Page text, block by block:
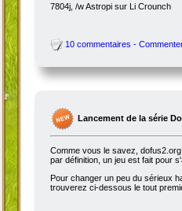
7804j, /w Astropi sur Li Crounch
10 commentaires -
Lancement de la série
Comme vous le savez,
par définition, un jeu est fait pour
Pour changer un peu du sérieux
trouverez ci-dessous le tout